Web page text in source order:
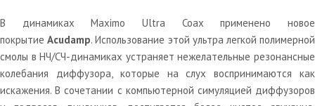
В динамиках Maximo Ultra Coax применено новое
покрытиеAcudamp. Использование этой ультра легкой полимерной
смолы в НЧ/СЧ-динамиках устраняет нежелательные резонансные
колебания диффузора, которые на слух воспринимаются как
искажения. В сочетании с компьютерной симуляцией диффузоров